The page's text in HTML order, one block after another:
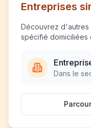
Entreprises
Découvrez d'autres
spécifié domiciliées
Dans le